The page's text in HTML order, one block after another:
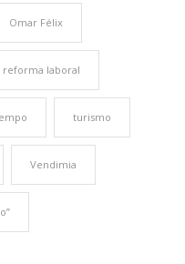
Omar Félix
reforma laboral
turismo
Vendimia